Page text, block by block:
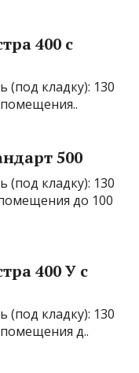
400 с
(под кладку): 130
500
(под кладку): 130
до 100
400 У с
(под кладку): 130
д..